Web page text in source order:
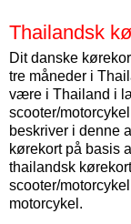
Thailandsk
Dit danske
tre måneder i
være i Thailand i
scooter/
beskriver i denne
kørekort på basis
thailandsk
scooter/
motorcykel.